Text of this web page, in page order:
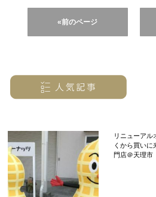
«前のページ
リニューアル
くから買い
門店＠天理市